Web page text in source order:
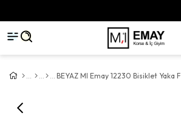
BEYAZ MI Emay 12230 Bisiklet Yaka